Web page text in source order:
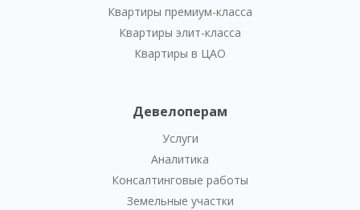
Квартиры премиум-класса
Квартиры элит-класса
Квартиры в ЦАО
Девелоперам
Услуги
Аналитика
Консалтинговые работы
Земельные участки